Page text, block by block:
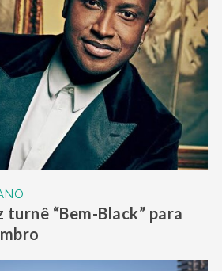
“Bem-Black” para